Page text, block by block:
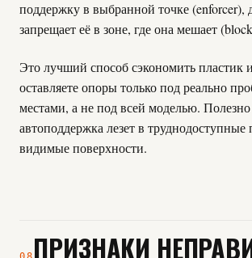
поддержку в выбранной точке (enforcer),
запрещает её в зоне, где она мешает
Это лучший способ сэкономить пластик
оставляете опоры только под реально
местами, а не под всей моделью. Полезно
автоподдержка лезет в
видимые поверхности.
ПРИЗНАКИ